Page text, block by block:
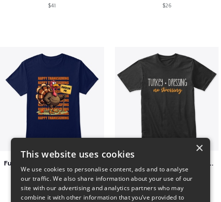
$41 $26
$23
Turkey + Dressing, No Stressing
$36
×
This website uses cookies
We use cookies to personalise content, ads and to analyse
our traffic. We also share information about your use of our
site with our advertising and analytics partners who may
combine it with other information that you’ve provided to